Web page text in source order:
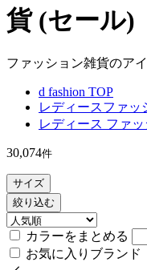
貨 (セール)
ファッション雑貨のア
d fashion TOP
レディースファッ
レディース ファ
30,074件
サイズ
絞り込む
カラーをまとめる
お気に入りブランド